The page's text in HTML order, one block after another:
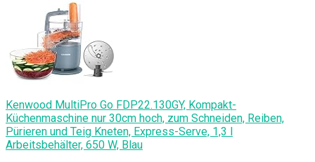
Kenwood MultiPro Go FDP22.130GY, Kompakt-
Küchenmaschine nur 30cm hoch, zum Schneiden, Reiben,
Pürieren und Teig Kneten, Express-Serve, 1,3 l
Arbeitsbehälter, 650 W, Blau